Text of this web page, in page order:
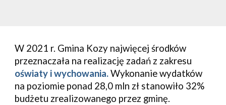
W 2021 r. Gmina Kozy
przeznaczała na realizację zadań
oświaty i wychowania. Wykonanie wydatków
na poziomie ponad 28,0 mln zł stanowiło 32%
budżetu zrealizowanego przez gminę.